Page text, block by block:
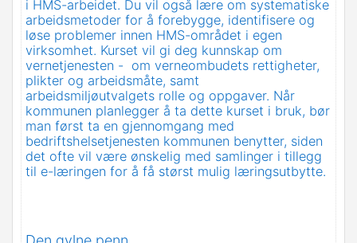
i HMS-arbeidet. Du vil også lære om systematiske
arbeidsmetoder for å forebygge, identifisere og
løse problemer innen HMS-området i egen
virksomhet. Kurset vil gi deg kunnskap om
vernetjenesten - om verneombudets rettigheter,
plikter og arbeidsmåte, samt
arbeidsmiljøutvalgets rolle og oppgaver. Når
kommunen planlegger å ta dette kurset i bruk, bør
man først ta en gjennomgang med
bedriftshelsetjenesten kommunen benytter, siden
det ofte vil være ønskelig med samlinger i tillegg
til e-læringen for å få størst mulig læringsutbytte.